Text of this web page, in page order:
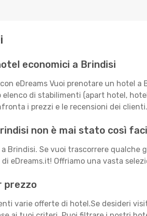
economici a Brindisi
eDreams Vuoi prenotare un hotel
elenco di stabilimenti (apart hotel,
i prezzi e le recensioni dei clienti.
non è mai stato così
Brindisi. Se vuoi trascorrere
eDreams.it! Offriamo una vasta
prezzo
varie offerte di hotel.Se desideri